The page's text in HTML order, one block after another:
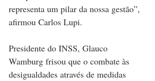
representa um pilar da nossa gestão”,
afirmou Carlos Lupi.
Presidente do INSS, Glauco
Wamburg frisou que o combate às
desigualdades através de medidas